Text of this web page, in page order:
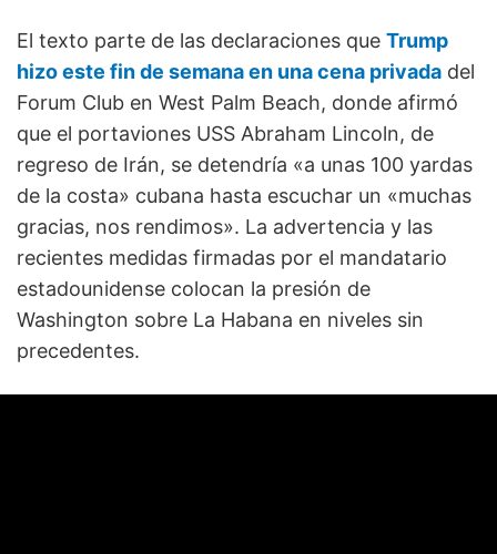
El texto parte de las declaraciones que Trump
hizo este fin de semana en una cena privada del
Forum Club en West Palm Beach, donde afirmó
que el portaviones USS Abraham Lincoln, de
regreso de Irán, se detendría «a unas 100 yardas
de la costa» cubana hasta escuchar un «muchas
gracias, nos rendimos». La advertencia y las
recientes medidas firmadas por el mandatario
estadounidense colocan la presión de
Washington sobre La Habana en niveles sin
precedentes.